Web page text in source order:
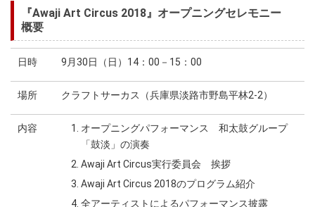
『Awaji Art Circus 2018』オープニングセレモニー
概要
日時 9月30日（日）14：00－15：00
場所 クラフトサーカス（兵庫県淡路市野島平林2-2）
内容
オープニングパフォーマンス 和太鼓グループ
「鼓淡」の演奏
Awaji Art Circus実行委員会 挨拶
Awaji Art Circus 2018のプログラム紹介
全アーティストによるパフォーマンス披露